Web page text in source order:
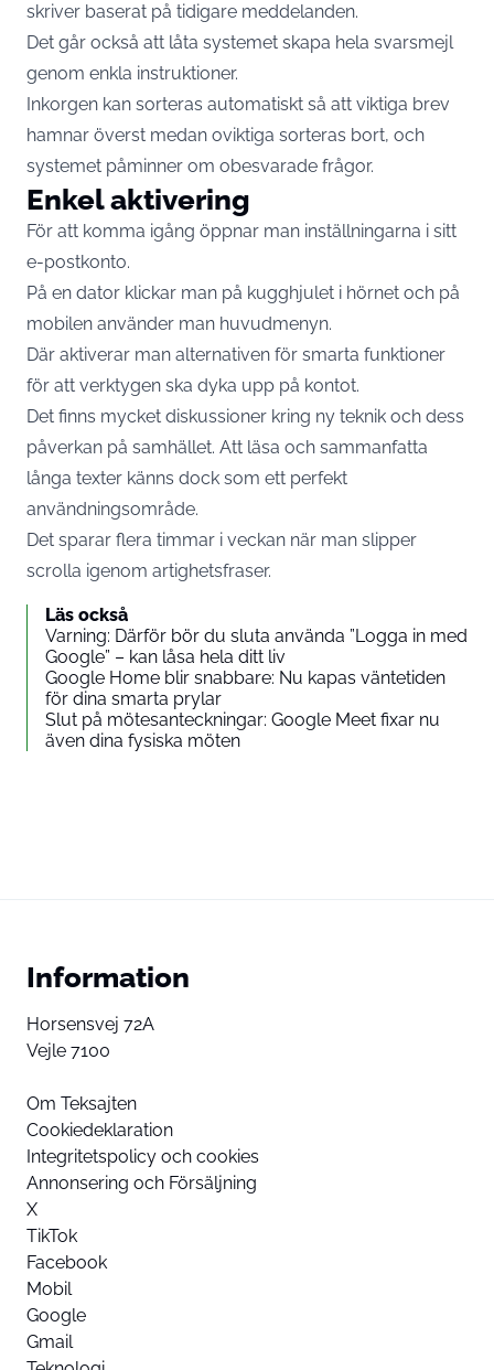
skriver baserat på tidigare meddelanden.
Det går också att låta systemet skapa hela svarsmejl
genom enkla instruktioner.
Inkorgen kan sorteras automatiskt så att viktiga brev
hamnar överst medan oviktiga sorteras bort, och
systemet påminner om obesvarade frågor.
Enkel aktivering
För att komma igång öppnar man inställningarna i sitt
e-postkonto.
På en dator klickar man på kugghjulet i hörnet och på
mobilen använder man huvudmenyn.
Där aktiverar man alternativen för smarta funktioner
för att verktygen ska dyka upp på kontot.
Det finns mycket diskussioner kring ny teknik och dess
påverkan på samhället. Att läsa och sammanfatta
långa texter känns dock som ett perfekt
användningsområde.
Det sparar flera timmar i veckan när man slipper
scrolla igenom artighetsfraser.
Läs också
Varning: Därför bör du sluta använda ”Logga in med
Google” – kan låsa hela ditt liv
Google Home blir snabbare: Nu kapas väntetiden
för dina smarta prylar
Slut på mötesanteckningar: Google Meet fixar nu
även dina fysiska möten
Information
Horsensvej 72A
Vejle 7100
Om Teksajten
Cookiedeklaration
Integritetspolicy och cookies
Annonsering och Försäljning
X
TikTok
Facebook
Mobil
Google
Gmail